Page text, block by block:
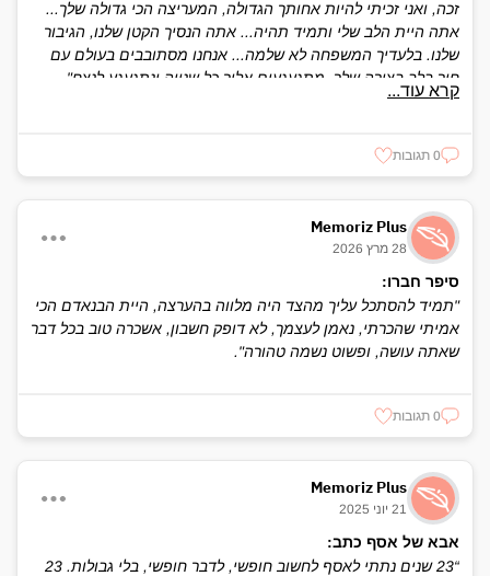
זכה, ואני זכיתי להיות אחותך הגדולה, המעריצה הכי גדולה שלך...
אתה היית הלב שלי ותמיד תהיה... אתה הנסיך הקטן שלנו, הגיבור
שלנו. בלעדיך המשפחה לא שלמה... אנחנו מסתובבים בעולם עם
חור בלב בצורה שלך. מתגעגעים אליך כל שנייה ונתגעגע לנצח".
קרא עוד...
0 תגובות
Memoriz Plus
28 מרץ 2026
סיפר חברו:
"תמיד להסתכל עליך מהצד היה מלווה בהערצה, היית הבנאדם הכי
אמיתי שהכרתי, נאמן לעצמך, לא דופק חשבון, אשכרה טוב בכל דבר
שאתה עושה, ופשוט נשמה טהורה".
0 תגובות
Memoriz Plus
21 יוני 2025
אבא של אסף כתב:
“23 שנים נתתי לאסף לחשוב חופשי, לדבר חופשי, בלי גבולות. 23